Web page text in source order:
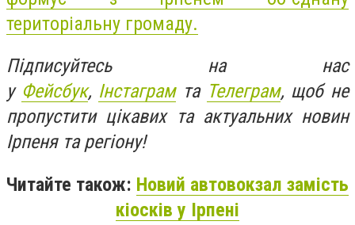
територіальну громаду.
Підписуйтесь на нас
у Фейсбук, Інстаграмта Телеграм, щоб не
пропустити цікавих та актуальних новин
Ірпеня та регіону!
Читайте також: Новий автовокзал замість
кіосків у Ірпені